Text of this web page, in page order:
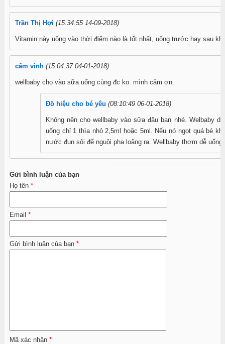
Trần Thị Hợi (15:34:55 14-09-2018)
Vitamin này uống vào thời điểm nào là tốt nhất, uống trước hay sau
cẩm vinh (15:04:37 04-01-2018)
wellbaby cho vào sữa uống cùng đc ko. mình cảm ơn.
Đồ hiệu cho bé yêu (08:10:49 06-01-2018)
Không nên cho wellbaby vào sữa đâu bạn nhé. Welbaby
uống chỉ 1 thìa nhỏ 2,5ml hoặc 5ml. Nếu nó ngọt quá bé
nước đun sôi để nguội pha loãng ra. Wellbaby thơm dễ uống
Gửi bình luận của bạn
Họ tên *
Email *
Gửi bình luận của bạn *
Mã xác nhận *